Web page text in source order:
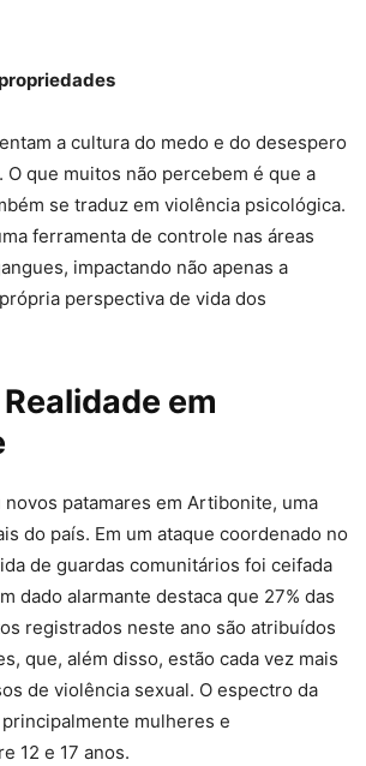
a cultura do medo e do desespero
O que muitos não percebem é que a
se traduz em violência psicológica.
ferramenta de controle nas áreas
impactando não apenas a
perspectiva de vida dos
em
patamares em Artibonite, uma
do país. Em um ataque coordenado no
de guardas comunitários foi ceifada
dado alarmante destaca que 27% das
registrados neste ano são atribuídos
que, além disso, estão cada vez mais
de violência sexual. O espectro da
mulheres e
12 e 17 anos.